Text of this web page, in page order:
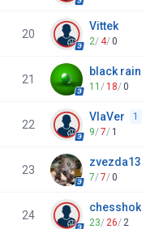
20
Vittek
2/ 4/0
21
black rain
11 / 18/0
22
VlaVer 1
9/7/ 1
23
zvezda13
7/7/0
24
chesshok
23/ 26/ 2